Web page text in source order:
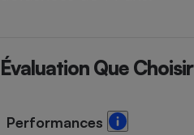
Évaluation Que Choisir
Performances